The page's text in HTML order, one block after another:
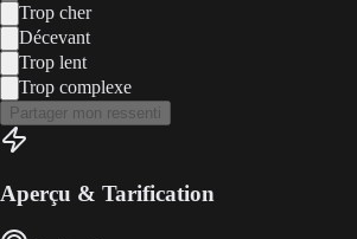
Trop cher
Décevant
Trop lent
Trop complexe
Partager mon ressenti
Aperçu & Tarification